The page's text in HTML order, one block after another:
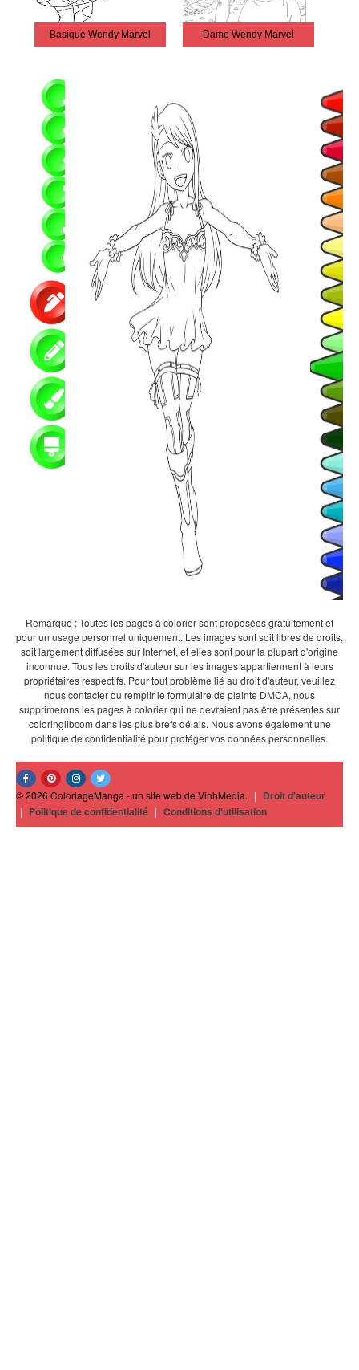
Basique Wendy Marvel Dame Wendy Marvel
Remarque : Toutes les pages à colorier sont proposées gratuitement et
pour un usage personnel uniquement. Les images sont soit libres de droits,
soit largement diffusées sur Internet, et elles sont pour la plupart d'origine
inconnue. Tous les droits d'auteur sur les images appartiennent à leurs
propriétaires respectifs. Pour tout problème lié au droit d'auteur, veuillez
nous contacter ou remplir le formulaire de plainte DMCA, nous
supprimerons les pages à colorier qui ne devraient pas être présentes sur
coloringlibcom dans les plus brefs délais. Nous avons également une
politique de confidentialité pour protéger vos données personnelles.
© 2026 ColoriageManga - un site web de VinhMedia. | Droit d'auteur
| Politique de confidentialité | Conditions d'utilisation